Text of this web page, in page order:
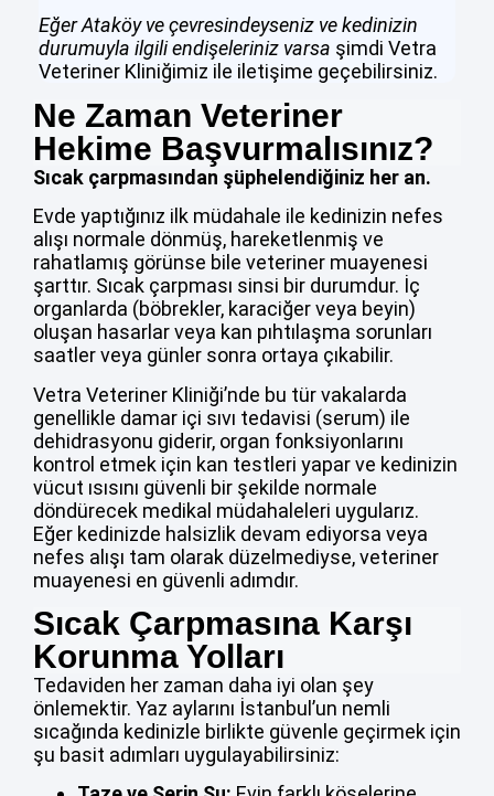
Eğer Ataköy ve çevresindeyseniz ve kedinizin
durumuyla ilgili endişeleriniz varsa şimdi Vetra
Veteriner Kliniğimiz ile iletişime geçebilirsiniz.
Ne Zaman Veteriner
Hekime Başvurmalısınız?
Sıcak çarpmasından şüphelendiğiniz her an.
Evde yaptığınız ilk müdahale ile kedinizin nefes
alışı normale dönmüş, hareketlenmiş ve
rahatlamış görünse bile veteriner muayenesi
şarttır. Sıcak çarpması sinsi bir durumdur. İç
organlarda (böbrekler, karaciğer veya beyin)
oluşan hasarlar veya kan pıhtılaşma sorunları
saatler veya günler sonra ortaya çıkabilir.
Vetra Veteriner Kliniği’nde bu tür vakalarda
genellikle damar içi sıvı tedavisi (serum) ile
dehidrasyonu giderir, organ fonksiyonlarını
kontrol etmek için kan testleri yapar ve kedinizin
vücut ısısını güvenli bir şekilde normale
döndürecek medikal müdahaleleri uygularız.
Eğer kedinizde halsizlik devam ediyorsa veya
nefes alışı tam olarak düzelmediyse, veteriner
muayenesi en güvenli adımdır.
Sıcak Çarpmasına Karşı
Korunma Yolları
Tedaviden her zaman daha iyi olan şey
önlemektir. Yaz aylarını İstanbul’un nemli
sıcağında kedinizle birlikte güvenle geçirmek için
şu basit adımları uygulayabilirsiniz: